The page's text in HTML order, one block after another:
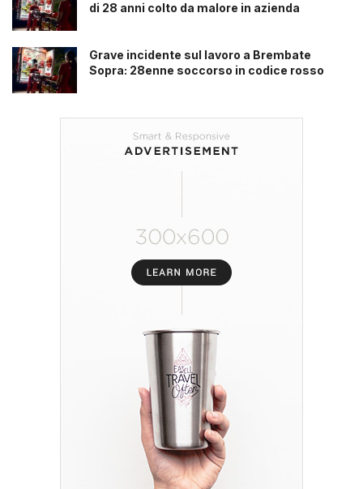
di 28 anni colto da malore in azienda
Grave incidente sul lavoro a Brembate
Sopra: 28enne soccorso in codice rosso